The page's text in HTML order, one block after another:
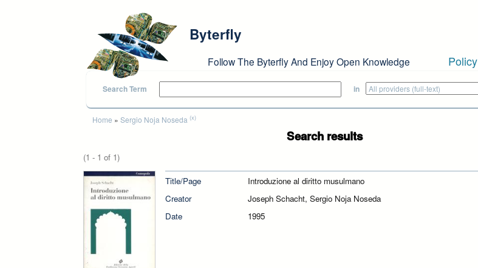
Byterfly
Follow The Byterfly And Enjoy Open Knowledge Policy
Search Term in
You are here
Home » Sergio Noja Noseda (x)
Search results
(1 - 1 of 1)
Title/Page
Introduzione al diritto musulmano
Creator
Joseph Schacht, Sergio Noja Noseda
Date
1995